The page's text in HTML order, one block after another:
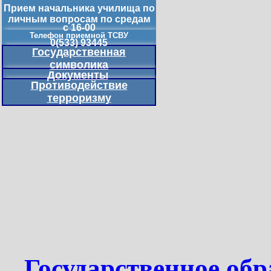
Прием начальника училища по
личным вопросам по средам
с 16-00
Телефон приемной ТСВУ
0(533) 93445
Государственная
символика
Документы
Противодействие
терроризму